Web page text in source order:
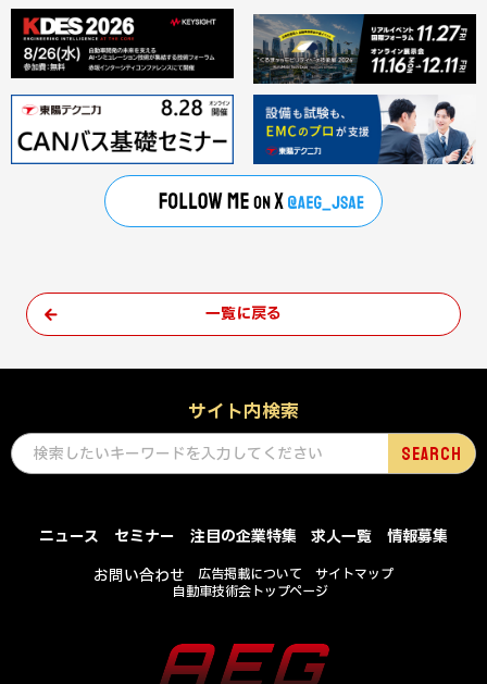
一覧に戻る
サイト内検索
ニュース セミナー 注目の企業特集 求人一覧
情報募集
お問い合わせ
広告掲載について
サイトマップ
自動車技術会トップページ